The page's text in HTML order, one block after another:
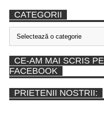
CATEGORII
Categorii
CE-AM MAI SCRIS PE
FACEBOOK
PRIETENII NOSTRII: